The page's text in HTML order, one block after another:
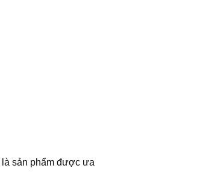
là sản phẩm được ưa